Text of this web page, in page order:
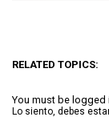
RELATED TOPICS:
You must be
Lo siento, debes